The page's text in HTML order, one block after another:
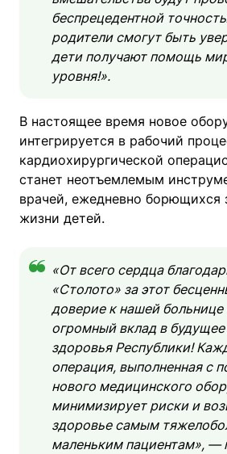
беспрецедентной
родители смогут быть
дети получают помощь
уровня!».
В настоящее время новое
интегрируется в рабочий
кардиохирургической
станет неотъемлемым
врачей, ежедневно борющихся
жизни детей.
«От всего сердца
«Столото» за этот
доверие к нашей больнице
огромный вклад в будущее
здоровья Республики!
операция, выполненная с
нового медицинского
минимизирует риски и
здоровье самым
маленьким пациентам», —